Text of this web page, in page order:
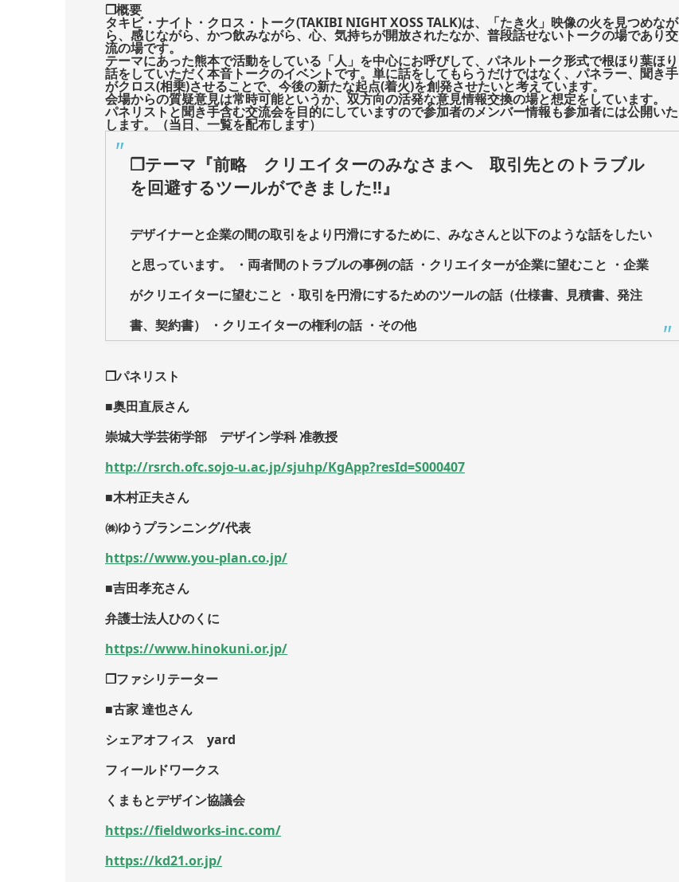
❒概要
タキビ・ナイト・クロス・トーク(TAKIBI NIGHT XOSS TALK)は、「たき火」映像の火を見つめなが
ら、感じながら、かつ飲みながら、心、気持ちが開放されたなか、普段話せないトークの場であり交
流の場です。
テーマにあった熊本で活動をしている「人」を中心にお呼びして、パネルトーク形式で根ほり葉ほり
話をしていただく本音トークのイベントです。単に話をしてもらうだけではなく、パネラー、聞き手
がクロス(相乗)させることで、今後の新たな起点(着火)を創発させたいと考えています。
会場からの質疑意見は常時可能というか、双方向の活発な意見情報交換の場と想定をしています。
パネリストと聞き手含む交流会を目的にしていますので参加者のメンバー情報も参加者には公開いた
します。（当日、一覧を配布します）
❒テーマ『前略 クリエイターのみなさまへ 取引先とのトラブル
を回避するツールができました‼︎』
デザイナーと企業の間の取引をより円滑にするために、みなさんと以下のような話をしたい
と思っています。 ・両者間のトラブルの事例の話 ・クリエイターが企業に望むこと ・企業
がクリエイターに望むこと ・取引を円滑にするためのツールの話（仕様書、見積書、発注
書、契約書） ・クリエイターの権利の話 ・その他
❒パネリスト
■奥田直辰さん
崇城大学芸術学部 デザイン学科 准教授
http://rsrch.ofc.sojo-u.ac.jp/sjuhp/KgApp?resId=S000407
■木村正夫さん
㈱ゆうプランニング/代表
https://www.you-plan.co.jp/
■吉田孝充さん
弁護士法人ひのくに
https://www.hinokuni.or.jp/
❒ファシリテーター
■古家 達也さん
シェアオフィス yard
フィールドワークス
くまもとデザイン協議会
https://fieldworks-inc.com/
https://kd21.or.jp/